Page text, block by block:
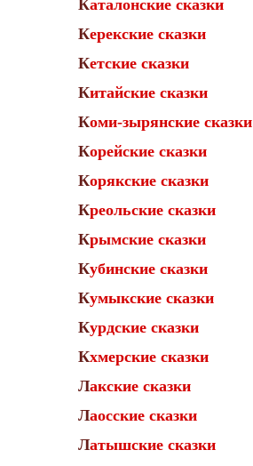
Каталонские сказки
Керекские сказки
Кетские сказки
Китайские сказки
Коми-зырянские сказки
Корейские сказки
Корякские сказки
Креольские сказки
Крымские сказки
Кубинские сказки
Кумыкские сказки
Курдские сказки
Кхмерские сказки
Лакские сказки
Лаосские сказки
Латышские сказки